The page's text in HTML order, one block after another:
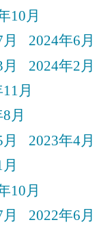
10月
2024年6月
2024年2月
月
月
2023年4月
10月
2022年6月